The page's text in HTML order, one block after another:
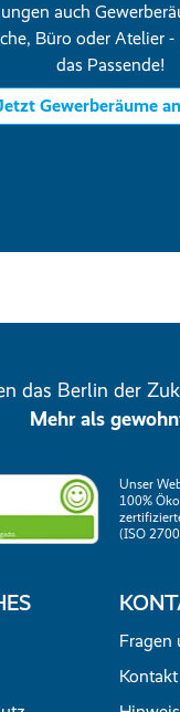
auch
Büro oder Atelier
das Passende!
Gewerberäume
das Berlin der
Mehr als
Unser
100%
(ISO
Fragen